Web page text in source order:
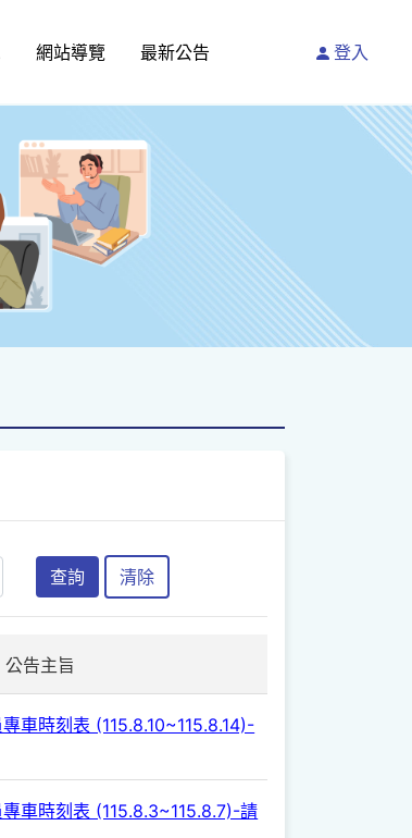
網站導覽 最新公告 登入
查詢 清除
公告主旨
車時刻表 (115.8.10~115.8.14)-
車時刻表 (115.8.3~115.8.7)-請